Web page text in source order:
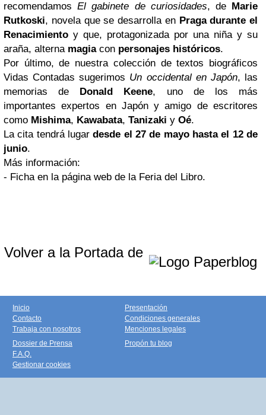
recomendamosEl gabinete de curiosidades, de Marie
Rutkoski, novela que se desarrolla en Pragadurante el
Renacimiento y que, protagonizada por una niña y su
araña, alterna magiacon personajes históricos.
Por último, de nuestra colección de textos biográficos
Vidas Contadas sugerimos Un occidental en Japón, las
memorias de Donald Keene, uno de los más
importantes expertos en Japón y amigo de escritores
como Mishima, Kawabata, Tanizaki y Oé.
La cita tendrá lugardesde el 27 de mayo hasta el 12 de
junio.
Más información:
- Ficha en la página web de la Feria del Libro.
Volver a la Portada de
Inicio
Contacto
Trabaja con nosotros
Presentación
Condiciones generales
Menciones legales
Dossier de Prensa
F.A.Q.
Gestionar cookies
Propón tu blog